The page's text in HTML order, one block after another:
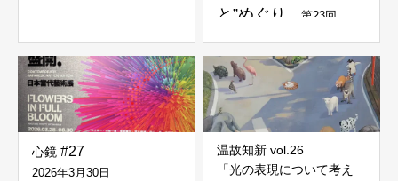
と”めぐり
第23回
心鏡 #27
2026年3月30日
温故知新 vol.26
「光の表現について考え